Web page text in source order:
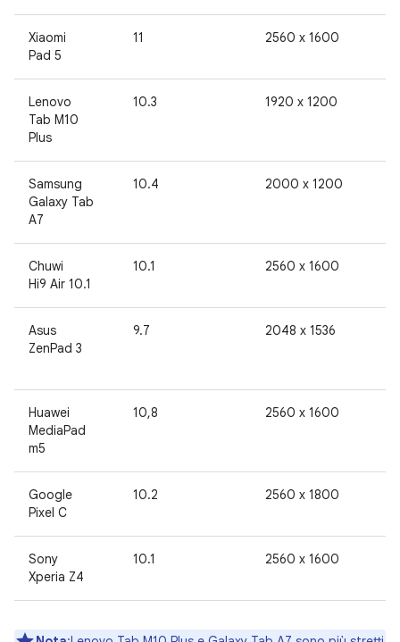
Xiaomi
Pad 5
11 2560 x 1600
Lenovo
Tab M10
Plus
10.3 1920 x 1200
Samsung
Galaxy Tab
A7
10.4 2000 x 1200
Chuwi
Hi9 Air 10.1
10.1 2560 x 1600
Asus
ZenPad 3
9.7 2048 x 1536
Huawei
MediaPad
m5
10,8 2560 x 1600
Google
Pixel C
10.2 2560 x 1800
Sony
Xperia Z4
10.1 2560 x 1600